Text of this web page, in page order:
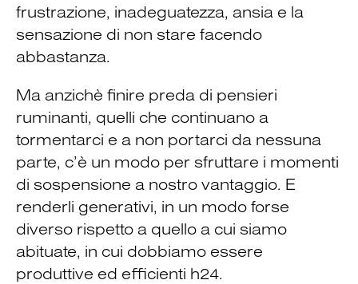
frustrazione, inadeguatezza, ansia e la
sensazione di non stare facendo
abbastanza.
Ma anzichè finire preda di pensieri
ruminanti, quelli che continuano a
tormentarci e a non portarci da nessuna
parte, c’è un modo per sfruttare i momenti
di sospensione a nostro vantaggio. E
renderli generativi, in un modo forse
diverso rispetto a quello a cui siamo
abituate, in cui dobbiamo essere
produttive ed efficienti h24.